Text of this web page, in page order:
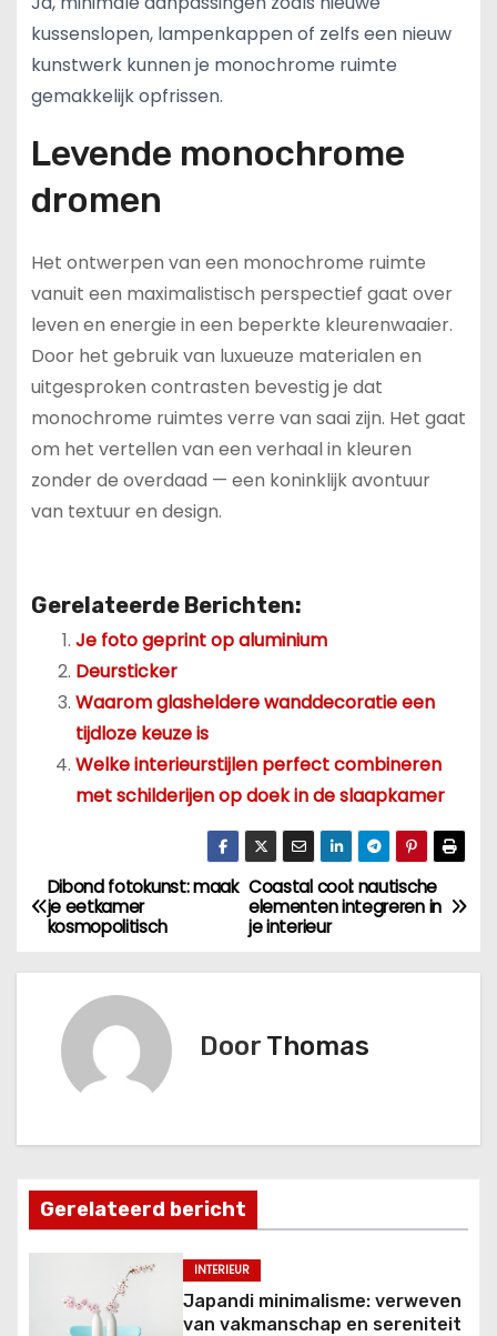
kussenslopen, lampenkappen of zelfs een nieuw
kunstwerk kunnen je monochrome ruimte
gemakkelijk opfrissen.
Levende monochrome
dromen
Het ontwerpen van een monochrome ruimte
vanuit een maximalistisch perspectief gaat over
leven en energie in een beperkte kleurenwaaier.
Door het gebruik van luxueuze materialen en
uitgesproken contrasten bevestig je dat
monochrome ruimtes verre van saai zijn. Het gaat
om het vertellen van een verhaal in kleuren
zonder de overdaad — een koninklijk avontuur
van textuur en design.
Gerelateerde Berichten:
Je foto geprint op aluminium
Deursticker
Waarom glasheldere wanddecoratie een
tijdloze keuze is
Welke interieurstijlen perfect combineren
met schilderijen op doek in de slaapkamer
B
e
t
n
Coastal cool: nautische
elementen integreren in
je interieur
Dibond fotokunst: maak
je eetkamer
kosmopolitisch
Door Thomas
Gerelateerd bericht
INTERIEUR
Japandi minimalisme: verweven
van vakmanschap en sereniteit